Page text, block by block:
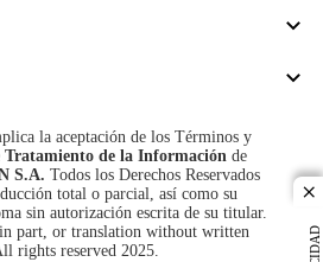
la aceptación de los Términos y
Tratamiento de la Información de
S.A. Todos los Derechos Reservados
total o parcial, así como su
sin autorización escrita de su titular.
part, or translation without written
rights reserved 2025.